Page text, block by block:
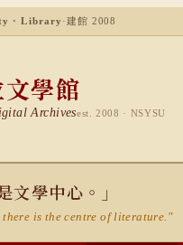
· Library ·建館 2008
學館
Archivesest. 2008 · NSYSU
文學中心。」
there is the centre of literature."